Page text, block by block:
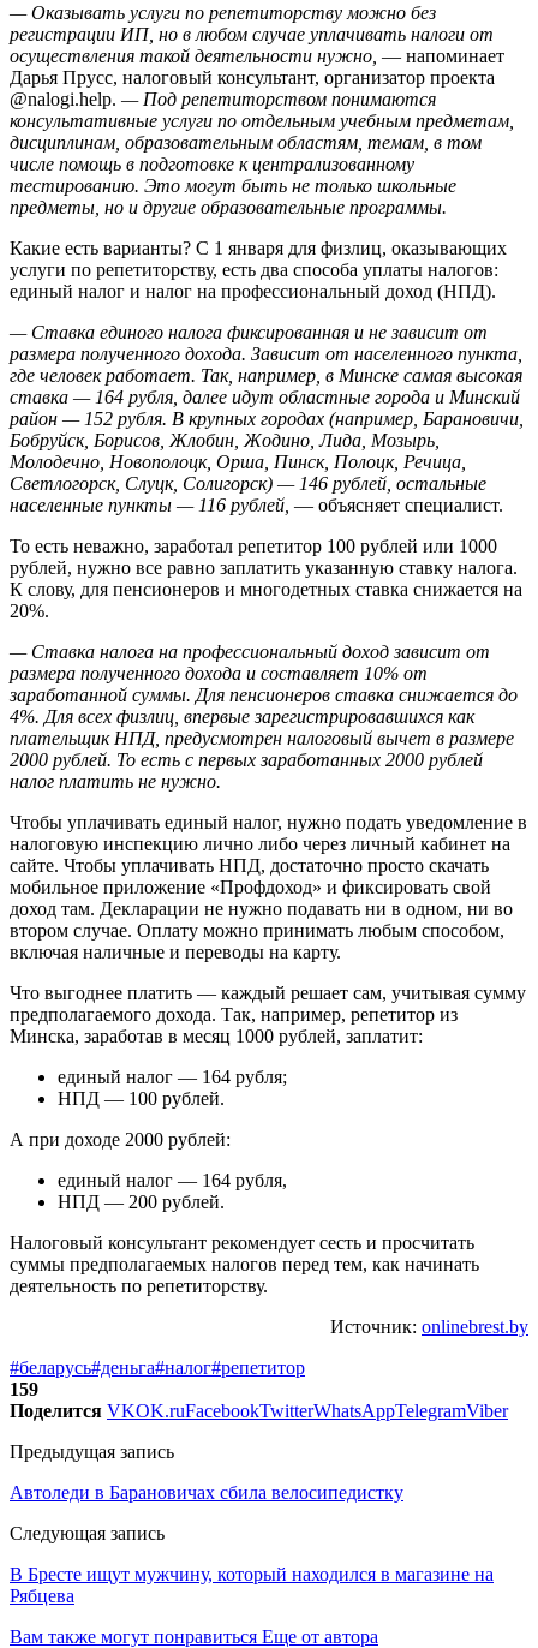
—Оказывать услуги по репетиторству можно без
регистрации ИП, но в любом случае уплачивать налоги от
осуществления такой деятельности нужно — напоминает
Дарья Прусс, налоговый консультант, организатор проекта
@nalogi.help. — Под репетиторством понимаются
консультативные услуги по отдельным учебным предметам,
дисциплинам, образовательным областям, темам, в том
числе помощь в подготовке к централизованному
тестированию. Это могут быть не только школьные
предметы, но и другие образовательные программы.
Какие есть варианты? С 1 января для физлиц, оказывающих
услуги по репетиторству, есть два способа уплаты налогов:
единый налог и налог на профессиональный доход (НПД).
— Ставка единого налога фиксированная и не зависит от
размера полученного дохода. Зависит от населенного пункта,
где человек работает. Так, например, в Минске самая высокая
ставка — 164 рубля, далее идут областные города и Минский
район — 152 рубля. В крупных городах (например, Барановичи,
Бобруйск, Борисов, Жлобин, Жодино, Лида, Мозырь,
Молодечно, Новополоцк, Орша, Пинск, Полоцк, Речица,
Светлогорск, Слуцк, Солигорск) — 146 рублей, остальные
населенные пункты — 116 рублей, — объясняет специалист.
То есть неважно, заработал репетитор 100 рублей или 1000
рублей, нужно все равно заплатить указанную ставку налога.
К слову, для пенсионеров и многодетных ставка снижается на
20%.
— Ставка налога на профессиональный доход зависит от
размера полученного дохода и составляет 10% от
заработанной суммы. Для пенсионеров ставка снижается до
4%. Для всех физлиц, впервые зарегистрировавшихся как
плательщик НПД, предусмотрен налоговый вычет в размере
2000 рублей. То есть с первых заработанных 2000 рублей
налог платить не нужно.
Чтобы уплачивать единый налог, нужно подать уведомление в
налоговую инспекцию лично либо через личный кабинет на
сайте. Чтобы уплачивать НПД, достаточно просто скачать
мобильное приложение «Профдоход» и фиксировать свой
доход там. Декларации не нужно подавать ни в одном, ни во
втором случае. Оплату можно принимать любым способом,
включая наличные и переводы на карту.
Что выгоднее платить — каждый решает сам, учитывая сумму
предполагаемого дохода. Так, например, репетитор из
Минска, заработав в месяц 1000 рублей, заплатит:
единый налог — 164 рубля;
НПД — 100 рублей.
А при доходе 2000 рублей:
единый налог — 164 рубля,
НПД — 200 рублей.
Налоговый консультант рекомендует сесть и просчитать
суммы предполагаемых налогов перед тем, как начинать
деятельность по репетиторству.
Источник: onlinebrest.by
#беларусь#деньга#налог#репетитор
159
Поделится VKOK.ruFacebookTwitterWhatsAppTelegramViber
Предыдущая запись
Автоледи в Барановичах сбила велосипедистку
Следующая запись
В Бресте ищут мужчину, который находился в магазине на
Рябцева
Вам также могут понравиться Еще от автора